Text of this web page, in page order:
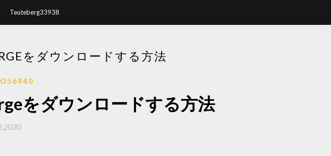
Teuteberg33938
をダウンロードする方法
をダウンロードする方法